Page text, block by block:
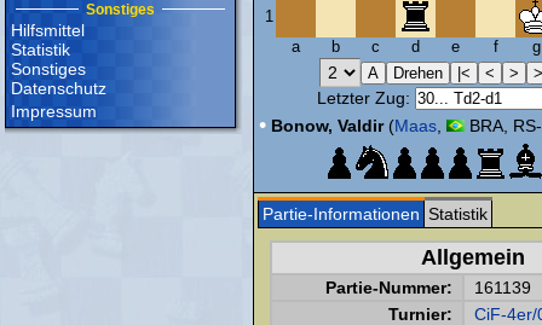
Sonstiges
Hilfsmittel
Statistik
Sonstiges
Datenschutz
Impressum
1
a
b c d e f g
Letzter Zug:
• Bonow, Valdir(Maas, BRA,
Partie-Informationen Statistik
Allgemein
Partie-Nummer:
161139
Turnier:
CiF-4er/